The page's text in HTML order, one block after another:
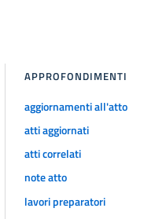
28
29
30
31
32
APPROFONDIMENTI
aggiornamenti all'atto
atti aggiornati
atti correlati
note atto
lavori preparatori